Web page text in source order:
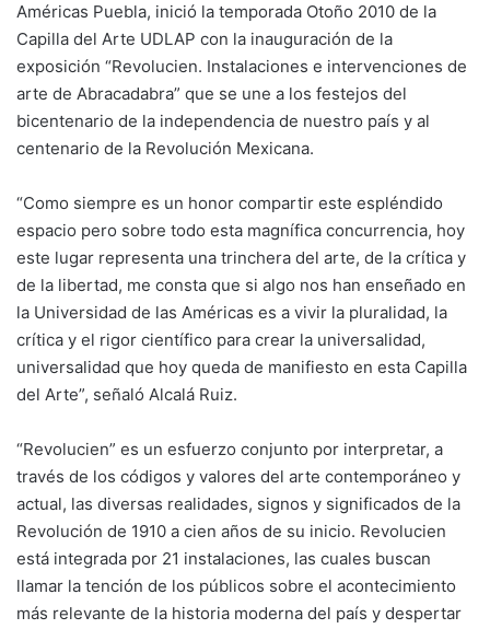
Américas Puebla, inició la temporada Otoño 2010 de la
Capilla del Arte UDLAP con la inauguración de la
exposición “Revolucien. Instalaciones e intervenciones de
arte de Abracadabra” que se une a los festejos del
bicentenario de la independencia de nuestro país y al
centenario de la Revolución Mexicana.
“Como siempre es un honor compartir este espléndido
espacio pero sobre todo esta magnífica concurrencia, hoy
este lugar representa una trinchera del arte, de la crítica y
de la libertad, me consta que si algo nos han enseñado en
la Universidad de las Américas es a vivir la pluralidad, la
crítica y el rigor científico para crear la universalidad,
universalidad que hoy queda de manifiesto en esta Capilla
del Arte”, señaló Alcalá Ruiz.
“Revolucien” es un esfuerzo conjunto por interpretar, a
través de los códigos y valores del arte contemporáneo y
actual, las diversas realidades, signos y significados de la
Revolución de 1910 a cien años de su inicio. Revolucien
está integrada por 21 instalaciones, las cuales buscan
llamar la tención de los públicos sobre el acontecimiento
más relevante de la historia moderna del país y despertar